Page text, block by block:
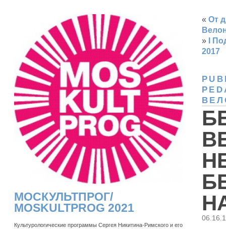
« От
» I
2017
МОСКУЛЬТПРОГ/
MOSKULTPROG 2021
Культурологические программы Сергея Никитина-Римского и его